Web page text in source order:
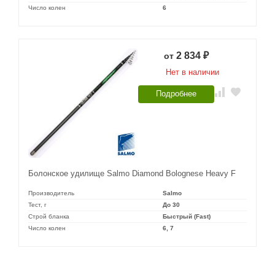
Число колен
6
Болонское удилище Salmo Diamond Bolognese Heavy F
Производитель
Salmo
Тест, г
До 30
Строй бланка
Быстрый (Fast)
Число колен
6, 7
от 2 834 ₽
Нет в наличии
Подробнее